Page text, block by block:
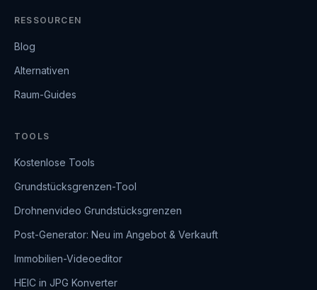
RESSOURCEN
Blog
Alternativen
Raum-Guides
TOOLS
Kostenlose Tools
Grundstücksgrenzen-Tool
Drohnenvideo Grundstücksgrenzen
Post-Generator: Neu im Angebot & Verkauft
Immobilien-Videoeditor
HEIC in JPG Konverter